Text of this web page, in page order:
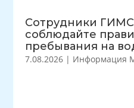
Сотрудники
соблюдайте
пребывания на
7.08.2026 | Информация